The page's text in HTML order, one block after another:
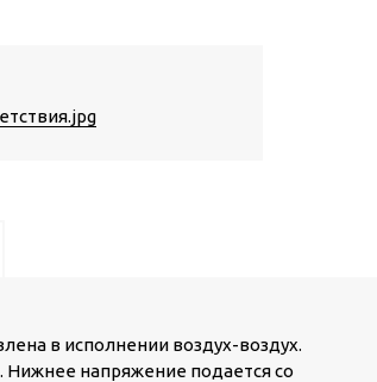
в исполнении воздух-воздух.
Нижнее напряжение подается со